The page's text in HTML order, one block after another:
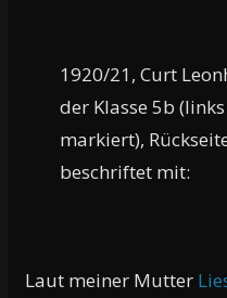
1920/21, Curt
der Klasse 5b
markiert),
beschriftet mit:
Laut meiner Mutter